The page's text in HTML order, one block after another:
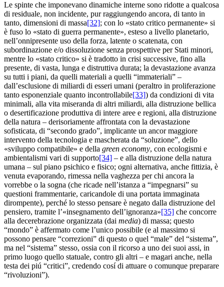
Le spinte che imponevano dinamiche interne sono ridotte a qualcosa
di residuale, non incidente, pur raggiungendo ancora, di tanto in
tanto, dimensioni di massa[32]; con lo «stato critico permanente» si
è fuso lo «stato di guerra permanente», esteso a livello planetario,
nell’onnipresente uso della forza, latente o scatenata, con
subordinazione e/o dissoluzione senza prospettive per Stati minori,
mentre lo «stato critico» si è tradotto in crisi successive, fino alla
presente, di vasta, lunga e distruttiva durata; la devastazione avanza
su tutti i piani, da quelli materiali a quelli “immateriali” –
dall’esclusione di miliardi di esseri umani (peraltro in proliferazione
tanto esponenziale quanto incontrollabile[33]) da condizioni di vita
minimali, alla vita miseranda di altri miliardi, alla distruzione bellica
o desertificazione produttiva di intere aree e regioni, alla distruzione
della natura – derisoriamente affrontata con la devastazione
sofisticata, di “secondo grado”, implicante un ancor maggiore
intervento della tecnologia e mascherata da “soluzione”, dello
«sviluppo compatibile» e della green economy, con ecologismi e
ambientalismi vari di supporto[34] – e alla distruzione della natura
umana – sul piano psichico e fisico; ogni alternativa, anche fittizia, è
venuta evaporando, rimessa nella vaghezza per chi ancora la
vorrebbe o la sogna (che ricade nell’istanza a “impegnarsi” su
questioni frammentarie, caricandole di una portata immaginata
dirompente), perché lo stesso pensare è negato dalla distruzione del
pensiero, tramite l’«insegnamento dell’ignoranza»[35] che concorre
alla decerebrazione organizzata (dai media) di massa; questo
“mondo” è affermato come l’unico possibile (e al massimo si
possono pensare “correzioni” di questo o quel “male” del “sistema”,
ma nel “sistema” stesso, ossia con il ricorso a uno dei suoi assi, in
primo luogo quello statuale, contro gli altri – e magari anche, nella
testa dei piú “critici”, credendo cosí di attuare o comunque preparare
“rivoluzioni”).